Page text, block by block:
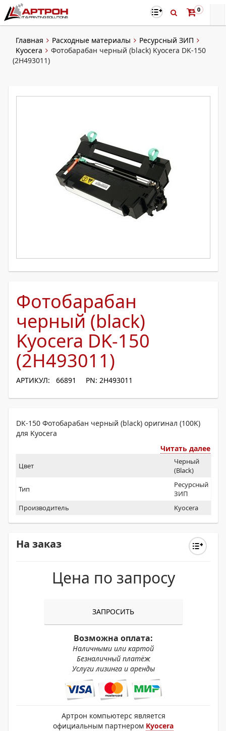
0
Главная Расходные материалы
Ресурсный ЗИП
Kyocera
Фотобарабан черный (black) Kyocera DK-150
(2H493011)
Фотобарабан
черный (black)
Kyocera DK-150
(2H493011)
АРТИКУЛ: 66891 PN: 2H493011
DK-150 Фотобарабан черный (black) оригинал (100K)
для Kyocera
Читать далее
Цвет
Черный
(Black)
Тип
Ресурсный
ЗИП
Производитель
Kyocera
На заказ
Цена по запросу
ЗАПРОСИТЬ
Возможна оплата:
Наличными или картой
Безналичный платёж
Услуги лизинга и аренды
Артрон компьютерс является
официальным партнером Kyocera